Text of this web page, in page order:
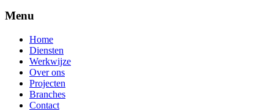
Menu
Home
Diensten
Werkwijze
Over ons
Projecten
Branches
Contact